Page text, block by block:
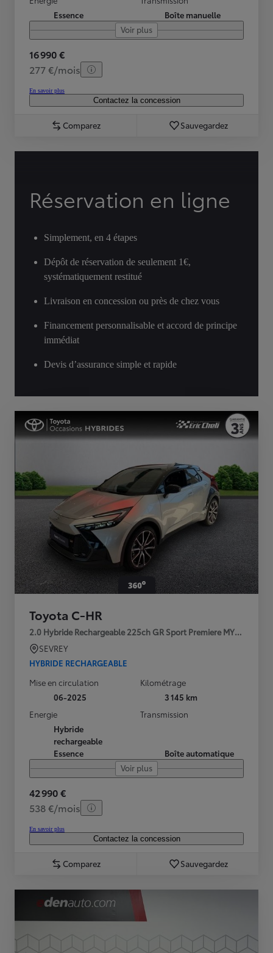
Essence
Boîte manuelle
Voir plus
16 990 €
277 €/mois
En savoir plus
Contactez la concession
Comparez Sauvegardez
Réservation en ligne
Simplement, en 4 étapes
Dépôt de réservation de seulement 1€,
systématiquement restitué
Livraison en concession ou près de chez vous
Financement personnalisable et accord de principe
immédiat
Devis d’assurance simple et rapide
Toyota C-HR
2.0 Hybride Rechargeable 225ch GR Sport Premiere MY25
SEVREY
HYBRIDE RECHARGEABLE
Mise en circulation
06-2025
Kilométrage
3 145 km
Energie
Hybride
rechargeable
Essence
Transmission
Boîte automatique
Voir plus
42 990 €
538 €/mois
En savoir plus
Contactez la concession
Comparez Sauvegardez